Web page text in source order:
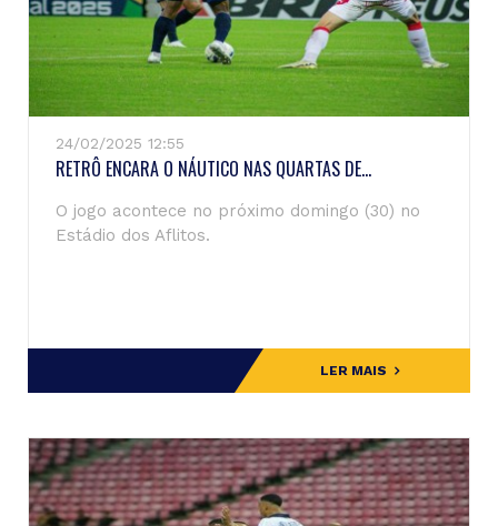
24/02/2025 12:55
RETRÔ ENCARA O NÁUTICO NAS QUARTAS DE...
O jogo acontece no próximo domingo (30) no
Estádio dos Aflitos.
LER MAIS